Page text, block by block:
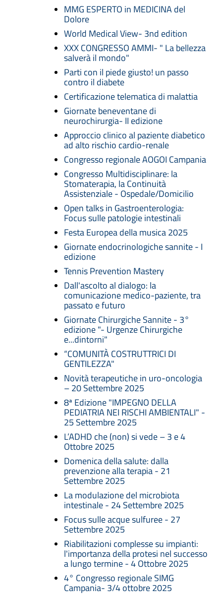
MMG ESPERTO in MEDICINA del
Dolore
World Medical View- 3nd edition
XXX CONGRESSO AMMI- " La bellezza
salverà il mondo"
Parti con il piede giusto! un passo
contro il diabete
Certificazione telematica di malattia
Giornate beneventane di
neurochirurgia- II edizione
Approccio clinico al paziente diabetico
ad alto rischio cardio-renale
Congresso regionale AOGOI Campania
Congresso Multidisciplinare: la
Stomaterapia, la Continuità
Assistenziale - Ospedale/Domicilio
Open talks in Gastroenterologia:
Focus sulle patologie intestinali
Festa Europea della musica 2025
Giornate endocrinologiche sannite - I
edizione
Tennis Prevention Mastery
Dall'ascolto al dialogo: la
comunicazione medico-paziente, tra
passato e futuro
Giornate Chirurgiche Sannite - 3°
edizione "- Urgenze Chirurgiche
e...dintorni"
“COMUNITÀ COSTRUTTRICI DI
GENTILEZZA"
Novità terapeutiche in uro-oncologia
– 20 Settembre 2025
8ª Edizione "IMPEGNO DELLA
PEDIATRIA NEI RISCHI AMBIENTALI" -
25 Settembre 2025
L’ADHD che (non) si vede – 3 e 4
Ottobre 2025
Domenica della salute: dalla
prevenzione alla terapia - 21
Settembre 2025
La modulazione del microbiota
intestinale - 24 Settembre 2025
Focus sulle acque sulfuree - 27
Settembre 2025
Riabilitazioni complesse su impianti:
l'importanza della protesi nel successo
a lungo termine - 4 Ottobre 2025
4° Congresso regionale SIMG
Campania- 3/4 ottobre 2025